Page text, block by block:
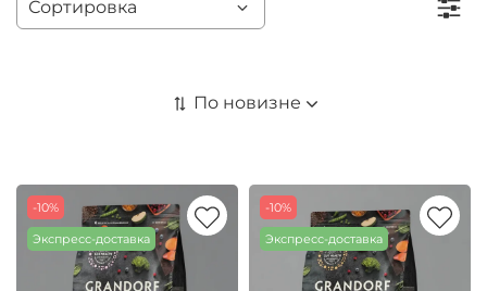
-10%
Экспресс-доставка
-10%
Экспресс-доставка